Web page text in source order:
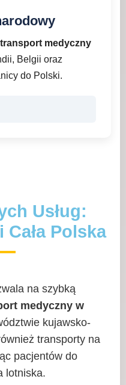
transport medyczny
Belgii oraz
do Polski.
Usług:
Polska
na szybką
medyczny w
kujawsko-
transporty na
pacjentów do
lotniska.